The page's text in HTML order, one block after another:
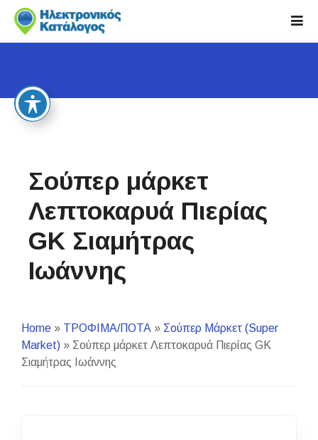
i
Σούπερ μάρκετ
Λεπτοκαρυά Πιερίας
GK Σιαμήτρας
Ιωάννης
Home » ΤΡΟΦΙΜΑ/ΠΟΤΑ » Σούπερ Μάρκετ (Super
Market) » Σούπερ μάρκετ Λεπτοκαρυά Πιερίας GK
Σιαμήτρας Ιωάννης